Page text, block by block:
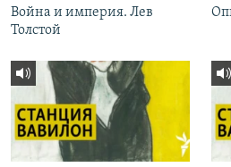
Война и империя. Лев
Толстой